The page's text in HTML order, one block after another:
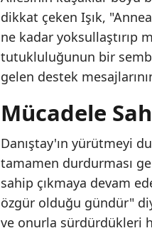
dikkat çeken Işık,
ne kadar yoksullaştırıp
tutukluluğunun bir
gelen destek
Mücadele
Danıştay'ın yürütmeyi
tamamen durdurması
sahip çıkmaya devam
özgür olduğu gündür"
ve onurla sürdürdükleri